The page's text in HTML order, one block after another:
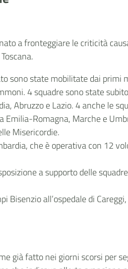
a fronteggiare le criticità
sono state mobilitate dai primi
4 squadre sono state
Abruzzo e Lazio. 4 anche le
Emilia-Romagna, Marche e
Misericordie.
che è operativa con 12
a supporto delle
Bisenzio all’ospedale di
già fatto nei giorni scorsi per